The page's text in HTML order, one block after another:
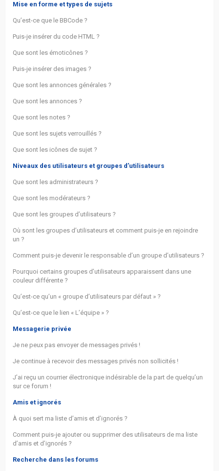
Mise en forme et types de sujets
Qu’est-ce que le BBCode ?
Puis-je insérer du code HTML ?
Que sont les émoticônes ?
Puis-je insérer des images ?
Que sont les annonces générales ?
Que sont les annonces ?
Que sont les notes ?
Que sont les sujets verrouillés ?
Que sont les icônes de sujet ?
Niveaux des utilisateurs et groupes d’utilisateurs
Que sont les administrateurs ?
Que sont les modérateurs ?
Que sont les groupes d’utilisateurs ?
Où sont les groupes d’utilisateurs et comment puis-je en rejoindre
un ?
Comment puis-je devenir le responsable d’un groupe d’utilisateurs ?
Pourquoi certains groupes d’utilisateurs apparaissent dans une
couleur différente ?
Qu’est-ce qu’un « groupe d’utilisateurs par défaut » ?
Qu’est-ce que le lien « L’équipe » ?
Messagerie privée
Je ne peux pas envoyer de messages privés !
Je continue à recevoir des messages privés non sollicités !
J’ai reçu un courrier électronique indésirable de la part de quelqu’un
sur ce forum !
Amis et ignorés
À quoi sert ma liste d’amis et d’ignorés ?
Comment puis-je ajouter ou supprimer des utilisateurs de ma liste
d’amis et d’ignorés ?
Recherche dans les forums